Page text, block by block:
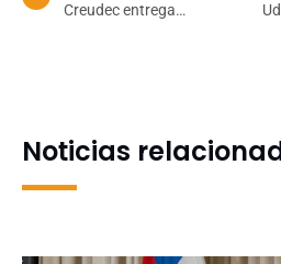
Creudec entrega
Noticias